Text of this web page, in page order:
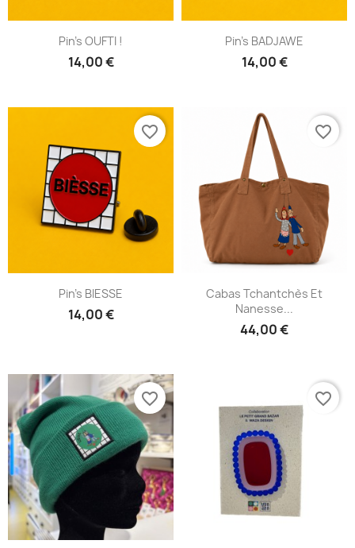
Pin's OUFTI !
14,00 €
Pin's BADJAWE
14,00 €
Pin's BIESSE
14,00 €
favorite_border
Cabas Tchantchès Et
Nanesse...
44,00 €
favorite_border
favorite_border favorite_border